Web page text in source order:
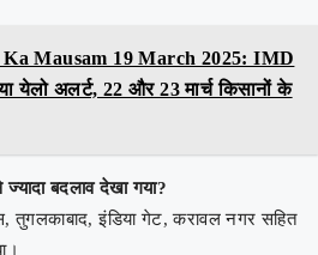
Mausam 19 March 2025: IMD
येलो अलर्ट, 22 और 23 मार्च किसानों के
बदलाव देखा गया?
तुगलकाबाद, इंडिया गेट, करावल नगर सहित